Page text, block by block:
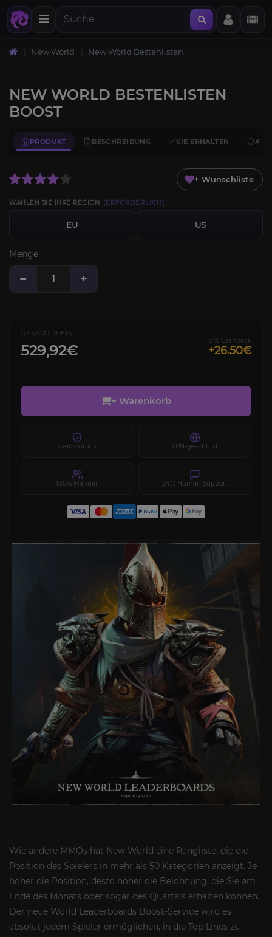
New World New World Bestenlisten
NEW WORLD BESTENLISTEN
BOOST
PRODUKT BESCHREIBUNG SIE ERHALTEN
+ Wunschliste
WÄHLEN SIE IHRE REGION [ERFORDERLICH]
EU US
Menge
− +
GESAMTPREIS
529,92€
5 % Cashback
+26.50€
+ Warenkorb
Geld-zurück VPN-geschützt
100% Manuell 24/7 Human Support
Wie andere MMOs hat New World eine Rangliste, die die
Position des Spielers in mehr als 50 Kategorien anzeigt. Je
höher die Position, desto höher die Belohnung, die Sie am
Ende des Monats oder sogar des Quartals erhalten können.
Der neue World Leaderboards Boost-Service wird es
absolut jedem Spieler ermöglichen, in die Top Lines zu